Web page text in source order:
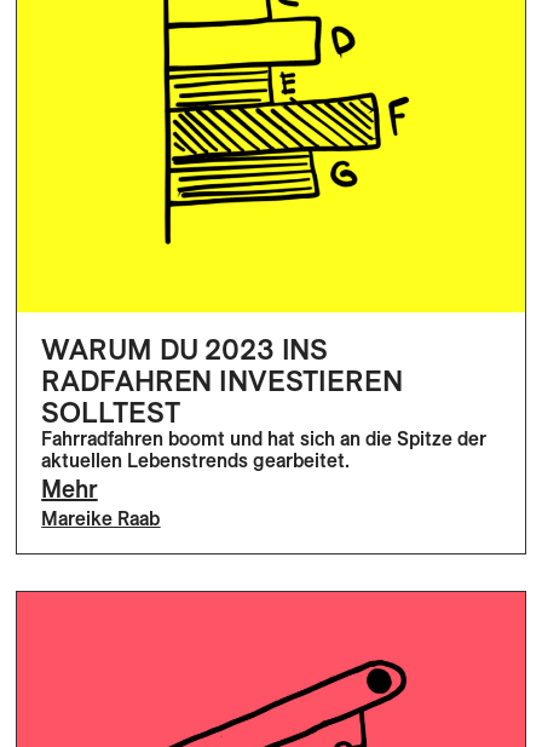
WARUM DU 2023 INS
RADFAHREN INVESTIEREN
SOLLTEST
Fahrradfahren boomt und hat sich an die Spitze der
aktuellen Lebenstrends gearbeitet.
Mehr
Mareike Raab